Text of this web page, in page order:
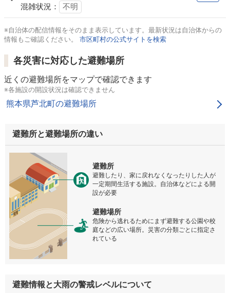
混雑状況：
不明
※自治体の配信情報をそのまま表示しています。最新状況は自治体からの
情報もご確認ください。 市区町村の公式サイトを検索
各災害に対応した避難場所
近くの避難場所をマップで確認できます
※各施設の開設状況は確認できません
熊本県芦北町の避難場所
避難所と避難場所の違い
避難所
避難したり、家に戻れなくなったりした人が
一定期間生活する施設。自治体などによる開
設が必要
避難場所
危険から逃れるためにまず避難する公園や校
庭などの広い場所。災害の分類ごとに指定さ
れている
避難情報と大雨の警戒レベルについて